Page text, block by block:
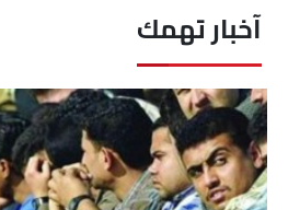
آخبار تهمك